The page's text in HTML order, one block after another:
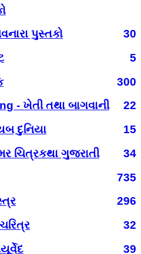
પુસ્તકો
30
5
300
- ખેતી તથા બાગવાની
22
દુનિયા
15
ચિત્રકથા ગુજરાતી
34
735
296
32
39